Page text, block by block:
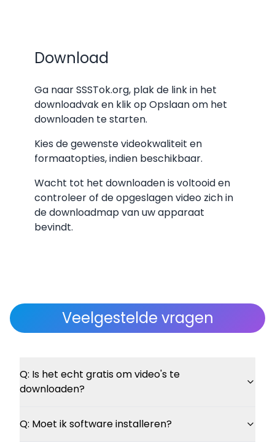
Download
Ga naar SSSTok.org, plak de link in het
downloadvak en klik op Opslaan om het
downloaden te starten.
Kies de gewenste videokwaliteit en
formaatopties, indien beschikbaar.
Wacht tot het downloaden is voltooid en
controleer of de opgeslagen video zich in
de downloadmap van uw apparaat
bevindt.
Veelgestelde vragen
Q: Is het echt gratis om video's te
downloaden?
Q: Moet ik software installeren?